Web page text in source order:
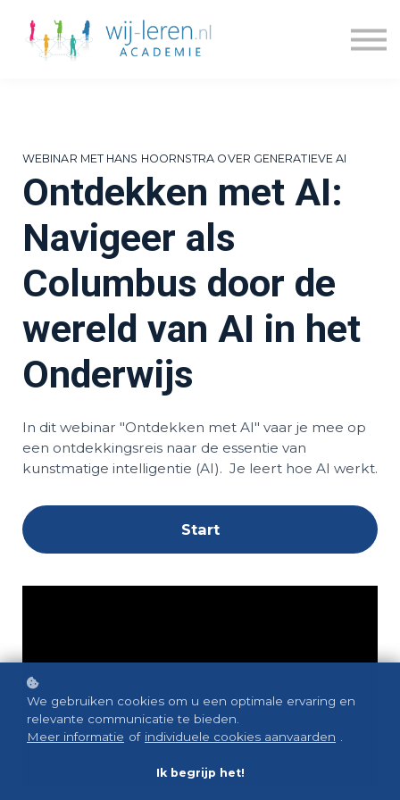
Kennisdossiers
Series
Account maken
WEBINAR MET HANS HOORNSTRA OVER GENERATIEVE AI
Ontdekken met AI:
Navigeer als
Columbus door de
wereld van AI in het
Onderwijs
In dit webinar "Ontdekken met AI" vaar je mee op
een ontdekkingsreis naar de essentie van
kunstmatige intelligentie (AI). Je leert hoe AI werkt.
Start
We gebruiken cookies om u een optimale ervaring en
relevante communicatie te bieden.
Meer informatie of individuele cookies aanvaarden
Ik begrijp het!